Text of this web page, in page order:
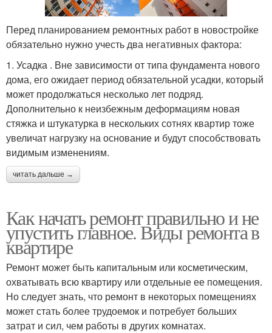
Перед планированием ремонтных работ в новостройке
обязательно нужно учесть два негативных фактора:
1. Усадка . Вне зависимости от типа фундамента нового
дома, его ожидает период обязательной усадки, который
может продолжаться несколько лет подряд.
Дополнительно к неизбежным деформациям новая
стяжка и штукатурка в нескольких сотнях квартир тоже
увеличат нагрузку на основание и будут способствовать
видимым изменениям.
читать дальше →
Как начать ремонт правильно и не
упустить главное. Виды ремонта в
квартире
Ремонт может быть капитальным или косметическим,
охватывать всю квартиру или отдельные ее помещения.
Но следует знать, что ремонт в некоторых помещениях
может стать более трудоемок и потребует больших
затрат и сил, чем работы в других комнатах.